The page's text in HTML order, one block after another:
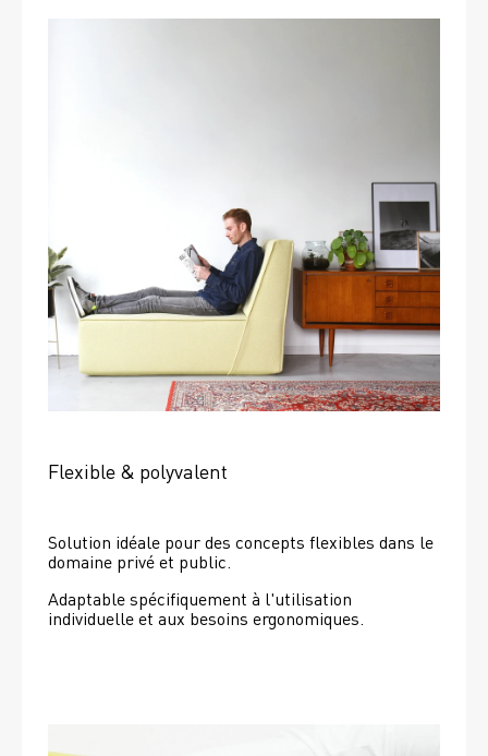
Flexible & polyvalent
Solution idéale pour des concepts flexibles dans le
domaine privé et public.
Adaptable spécifiquement à l'utilisation
individuelle et aux besoins ergonomiques.